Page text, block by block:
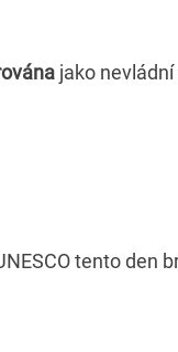
jako nevládní
tento den